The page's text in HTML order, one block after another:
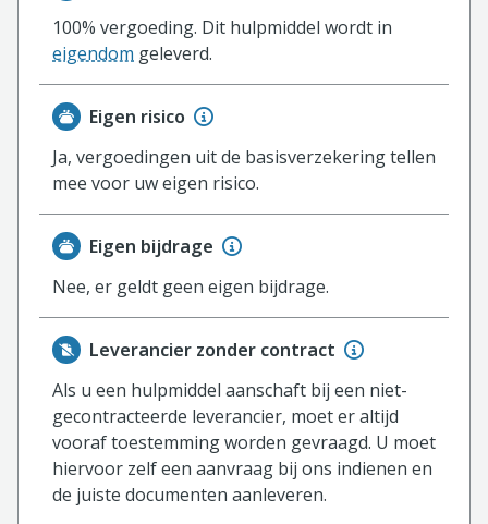
100% vergoeding. Dit hulpmiddel wordt in
eigendom geleverd.
Eigen risico
Ja, vergoedingen uit de basisverzekering tellen
mee voor uw eigen risico.
Eigen bijdrage
Nee, er geldt geen eigen bijdrage.
Leverancier zonder contract
Als u een hulpmiddel aanschaft bij een niet-
gecontracteerde leverancier, moet er altijd
vooraf toestemming worden gevraagd. U moet
hiervoor zelf een aanvraag bij ons indienen en
de juiste documenten aanleveren.